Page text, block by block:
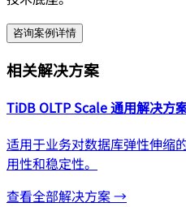
咨询案例详情
相关解决方案
TiDB OLTP Scale 通用解决方
适用于业务对数据库弹性伸缩
用性和稳定性。
查看全部解决方案 →